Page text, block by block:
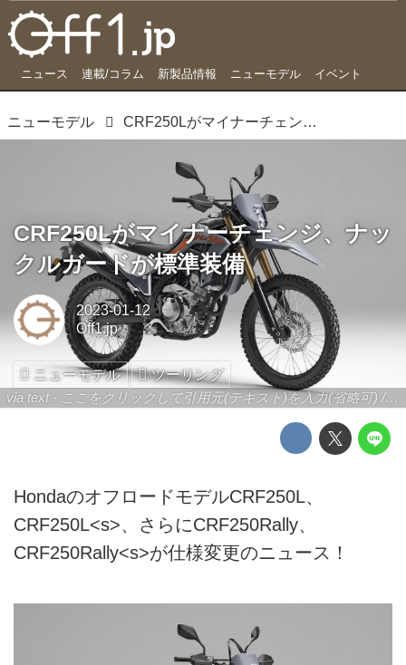
ニュース 連載/コラム 新製品情報 ニューモデル イベント
ニューモデル CRF250Lがマイナーチェンジ、ナックルガードが標準装備
via text - ここをクリックして引用元(テキスト)を入力(省略可) / site.to.link.com - ここをクリックして引用元を入力(省略可)
CRF250Lがマイナーチェンジ、ナッ
クルガードが標準装備
2023-01-12
Off1.jp
ニューモデル ツーリング
HondaのオフロードモデルCRF250L、
CRF250L<s>、さらにCRF250Rally、
CRF250Rally<s>が仕様変更のニュース！